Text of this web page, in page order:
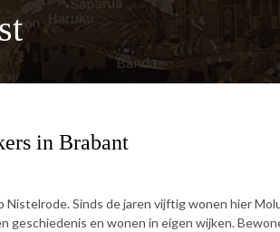
in Brabant
Sinds de jaren vijftig wonen hier
geschiedenis en wonen in eigen wijken.